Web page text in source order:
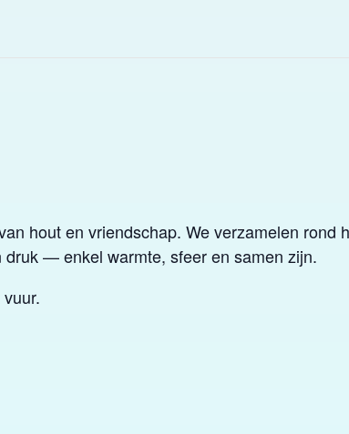
hout en vriendschap. We verzamelen rond
— enkel warmte, sfeer en samen zijn.